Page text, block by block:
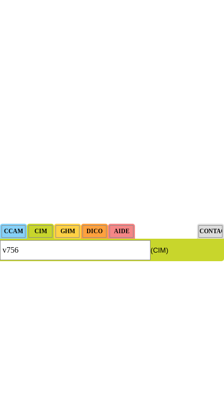
(CIM)